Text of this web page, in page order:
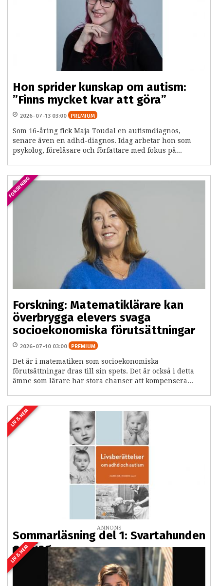
Hon sprider kunskap om autism:
”Finns mycket kvar att göra”
2026-07-13 03:00 PREMIUM
Som 16-åring fick Maja Toudal en autismdiagnos,
senare även en adhd-diagnos. Idag arbetar hon som
psykolog, föreläsare och författare med fokus på...
FORSKNING
Forskning: Matematiklärare kan
överbrygga elevers svaga
socioekonomiska förutsättningar
2026-07-10 03:00 PREMIUM
Det är i matematiken som socioekonomiska
förutsättningar dras till sin spets. Det är också i detta
ämne som lärare har stora chanser att kompensera...
LIV & HEM
Sommarläsning del 1: Svartahunden
och jag
2026-07-08 03:00
Sommarläsning del 1 ur "Livsberättelser om adhd och
ANNONS
LIV & HEM